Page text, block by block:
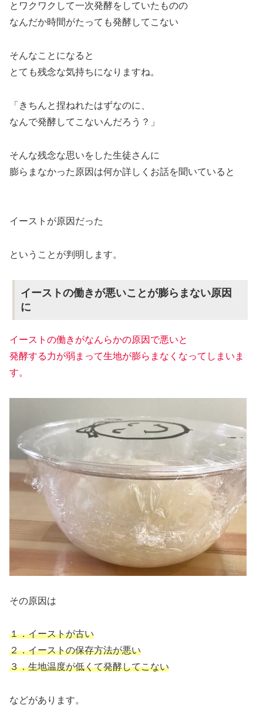
とワクワクして一次発酵をしていたものの
なんだか時間がたっても発酵してこない
そんなことになると
とても残念な気持ちになりますね。
「きちんと捏ねれたはずなのに、
なんで発酵してこないんだろう？」
そんな残念な思いをした生徒さんに
膨らまなかった原因は何か詳しくお話を聞いていると
イーストが原因だった
ということが判明します。
イーストの働きが悪いことが膨らまない原因
に
イーストの働きがなんらかの原因で悪いと
発酵する力が弱まって生地が膨らまなくなってしまいま
す。
その原因は
１．イーストが古い
２．イーストの保存方法が悪い
３．生地温度が低くて発酵してこない
などがあります。